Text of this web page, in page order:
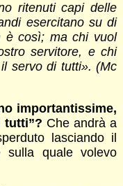
ritenuti capi delle
esercitano su di
è così; ma chi vuol
servitore, e chi
servo di tutti». (Mc
importantissime,
tutti”? Che andrà a
lasciando il
sulla quale volevo